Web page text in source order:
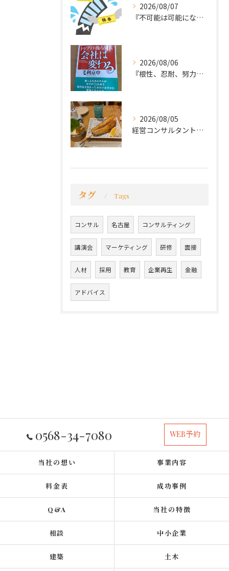
2026/08/07
『不可能は可能になる』
2026/08/06
『根性、忍耐、努力という言葉は死語なのか』
2026/08/05
経営コンサルタントのモーちゃん・毛利京申です。
タグ Tags
コンサル 名古屋 コンサルティング
講演会 マーケティング 研修 面接
人材 採用 教育 企業再生 金融
アドバイス
0568-34-7080 WEB予約
当社の想い 事業内容
料金表 成功事例
Q&A 当社の特徴
相談 中小企業
建築 土木